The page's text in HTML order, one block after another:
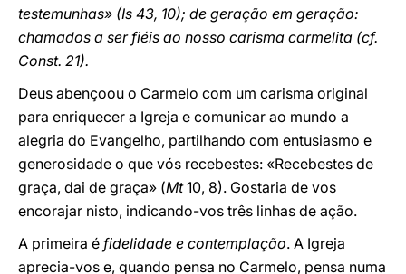
testemunhas» (Is 43, 10); de geração em geração:
chamados a ser fiéis ao nosso carisma carmelita (cf.
Const. 21).
Deus abençoou o Carmelo com um carisma original
para enriquecer a Igreja e comunicar ao mundo a
alegria do Evangelho, partilhando com entusiasmo e
generosidade o que vós recebestes: «Recebestes de
graça, dai de graça» (Mt10, 8). Gostaria de vos
encorajar nisto, indicando-vos três linhas de ação.
A primeira é fidelidade e contemplação. A Igreja
aprecia-vos e, quando pensa no Carmelo, pensa numa